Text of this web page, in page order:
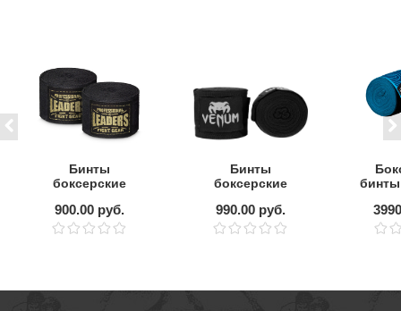
Бинты
боксерские
elastic 50/50 5.5m
900.00 руб.
Бинты
боксерские
4m Black
990.00 руб.